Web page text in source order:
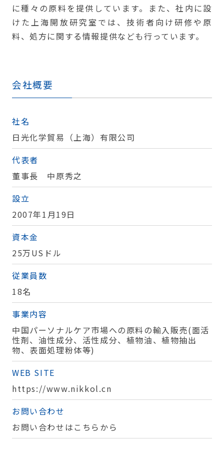
に種々の原料を提供しています。また、社内に設
けた上海開放研究室では、技術者向け研修や原
料、処方に関する情報提供なども行っています。
会社概要
社名
日光化学貿易（上海）有限公司
代表者
董事長 中原秀之
設立
2007年1月19日
資本金
25万USドル
従業員数
18名
事業内容
中国パーソナルケア市場への原料の輸入販売(面活
性剤、油性成分、活性成分、植物油、植物抽出
物、表面処理粉体等)
WEB SITE
https://www.nikkol.cn
お問い合わせ
お問い合わせはこちらから